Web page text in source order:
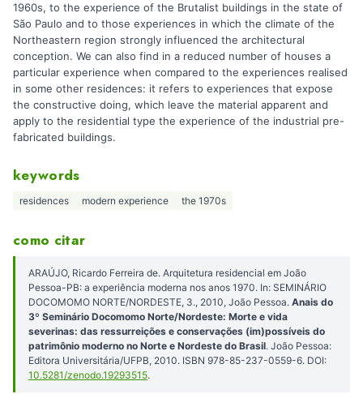
1960s, to the experience of the Brutalist buildings in the state of
São Paulo and to those experiences in which the climate of the
Northeastern region strongly influenced the architectural
conception. We can also find in a reduced number of houses a
particular experience when compared to the experiences realised
in some other residences: it refers to experiences that expose
the constructive doing, which leave the material apparent and
apply to the residential type the experience of the industrial pre-
fabricated buildings.
keywords
residences modern experience the 1970s
como citar
ARAÚJO, Ricardo Ferreira de. Arquitetura residencial em João
Pessoa-PB: a experiência moderna nos anos 1970. In: SEMINÁRIO
DOCOMOMO NORTE/NORDESTE, 3., 2010, João Pessoa. Anais do
3º Seminário Docomomo Norte/Nordeste: Morte e vida
severinas: das ressurreições e conservações (im)possíveis do
patrimônio moderno no Norte e Nordeste do Brasil. João Pessoa:
Editora Universitária/UFPB, 2010. ISBN 978-85-237-0559-6. DOI:
10.5281/zenodo.19293515.